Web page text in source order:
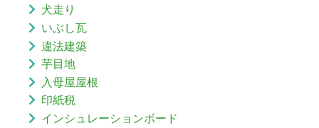
犬走り
いぶし瓦
違法建築
芋目地
入母屋屋根
印紙税
インシュレーションボード